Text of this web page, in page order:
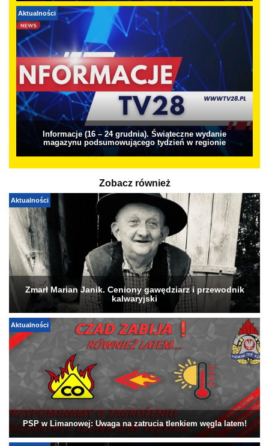
Aktualności
Informacje (16 – 24 grudnia). Świąteczne wydanie
magazynu podsumowującego tydzień w regionie
Zobacz również
Aktualności
Zmarł Marian Janik. Ceniony gawędziarz i przewodnik
kalwaryjski
Aktualności
PSP w Limanowej: Uwaga na zatrucia tlenkiem węgla latem!